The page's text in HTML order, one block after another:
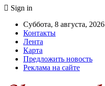
Sign in
Суббота, 8 августа, 2026
Контакты
Лента
Карта
Предложить новость
Реклама на сайте